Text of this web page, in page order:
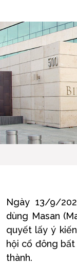
Ngày 13/9/
dùng Masan
quyết lấy ý
hội cổ đông bất
thành.